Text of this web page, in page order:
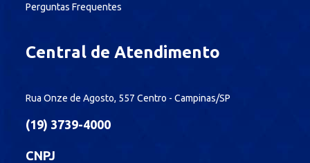
Perguntas Frequentes
Central de Atendimento
Rua Onze de Agosto, 557 Centro - Campinas/SP
(19) 3739-4000
CNPJ